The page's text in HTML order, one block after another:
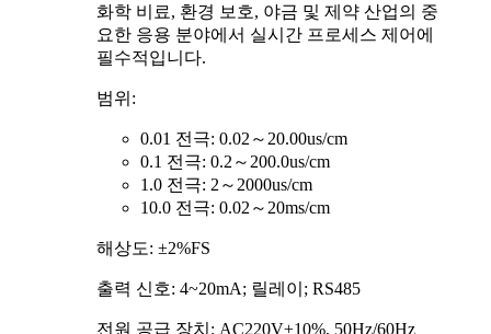
화학 비료, 환경 보호, 야금 및 제약 산업의 중
요한 응용 분야에서 실시간 프로세스 제어에
필수적입니다.
범위:
0.01 전극: 0.02～20.00us/cm
0.1 전극: 0.2～200.0us/cm
1.0 전극: 2～2000us/cm
10.0 전극: 0.02～20ms/cm
해상도: ±2%FS
출력 신호: 4~20mA; 릴레이; RS485
전원 공급 장치: AC220V±10%, 50Hz/60Hz